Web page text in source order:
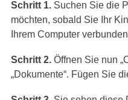
Schritt 1.Suchen Sie die
möchten, sobald Sie Ihr
Ihrem Computer
Schritt 2.Öffnen Sie nun
„Dokumente“. Fügen Sie